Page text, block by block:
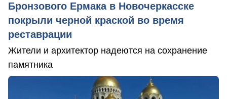
Бронзового Ермака в Новочеркасске
покрыли черной краской во время
реставрации
Жители и архитектор надеются на сохранение
памятника